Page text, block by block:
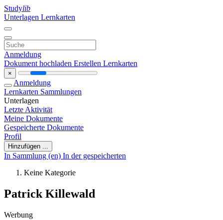
Studylib
Unterlagen Lernkarten
Anmeldung
Dokument hochladen Erstellen Lernkarten
×
Anmeldung
Lernkarten Sammlungen
Unterlagen
Letzte Aktivität
Meine Dokumente
Gespeicherte Dokumente
Profil
Hinzufügen ...
In Sammlung (en) In der gespeicherten
Keine Kategorie
Patrick Killewald
Werbung